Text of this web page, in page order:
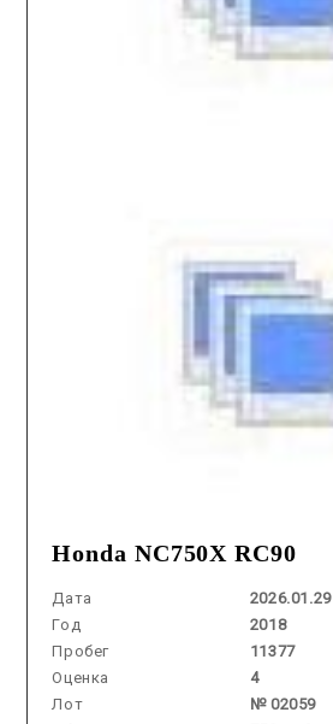
Honda NC750X RC90
Дата
2026.01.29
Год
2018
Пробег
11377
Оценка
4
Лот
№ 02059